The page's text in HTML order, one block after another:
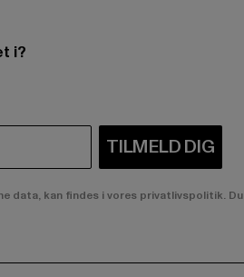
i?
TILMELD DIG
data, kan findes i vores privatlivspolitik.